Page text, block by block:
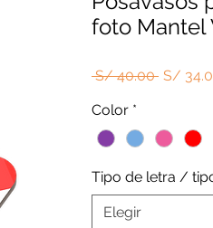
foto Mantel
S/ 40.00 Precio
S/
Color *
Tipo de letra /
Elegir